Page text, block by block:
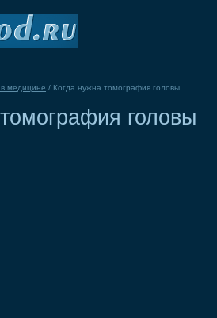
медицине / Когда нужна томография головы
головы